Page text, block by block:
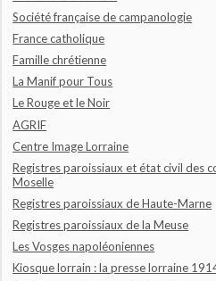
Société française de campanologie
France catholique
Famille chrétienne
La Manif pour Tous
Le Rouge et le Noir
AGRIF
Centre Image Lorraine
Registres paroissiaux et état civil des
Moselle
Registres paroissiaux de Haute-Marne
Registres paroissiaux de la Meuse
Les Vosges napoléoniennes
Kiosque lorrain : la presse lorraine